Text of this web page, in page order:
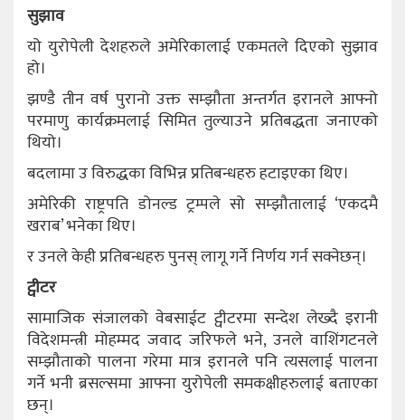
सुझाव
यो युरोपेली देशहरुले अमेरिकालाई एकमतले दिएको सुझाव
हो।
झण्डै तीन वर्ष पुरानो उक्त सम्झौता अन्तर्गत इरानले आफ्नो
परमाणु कार्यक्रमलाई सिमित तुल्याउने प्रतिबद्धता जनाएको
थियो।
बदलामा उ विरुद्धका विभिन्न प्रतिबन्धहरु हटाइएका थिए।
अमेरिकी राष्ट्रपति डोनल्ड ट्रम्पले सो सम्झौतालाई ‘एकदमै
खराब’ भनेका थिए।
र उनले केही प्रतिबन्धहरु पुनस् लागू गर्ने निर्णय गर्न सक्नेछन्।
ट्वीटर
सामाजिक संजालको वेबसाईट ट्वीटरमा सन्देश लेख्दै इरानी
विदेशमन्त्री मोहम्मद जवाद जरिफले भने, उनले वाशिंगटनले
सम्झौताको पालना गरेमा मात्र इरानले पनि त्यसलाई पालना
गर्ने भनी ब्रसल्समा आफ्ना युरोपेली समकक्षीहरुलाई बताएका
छन्।